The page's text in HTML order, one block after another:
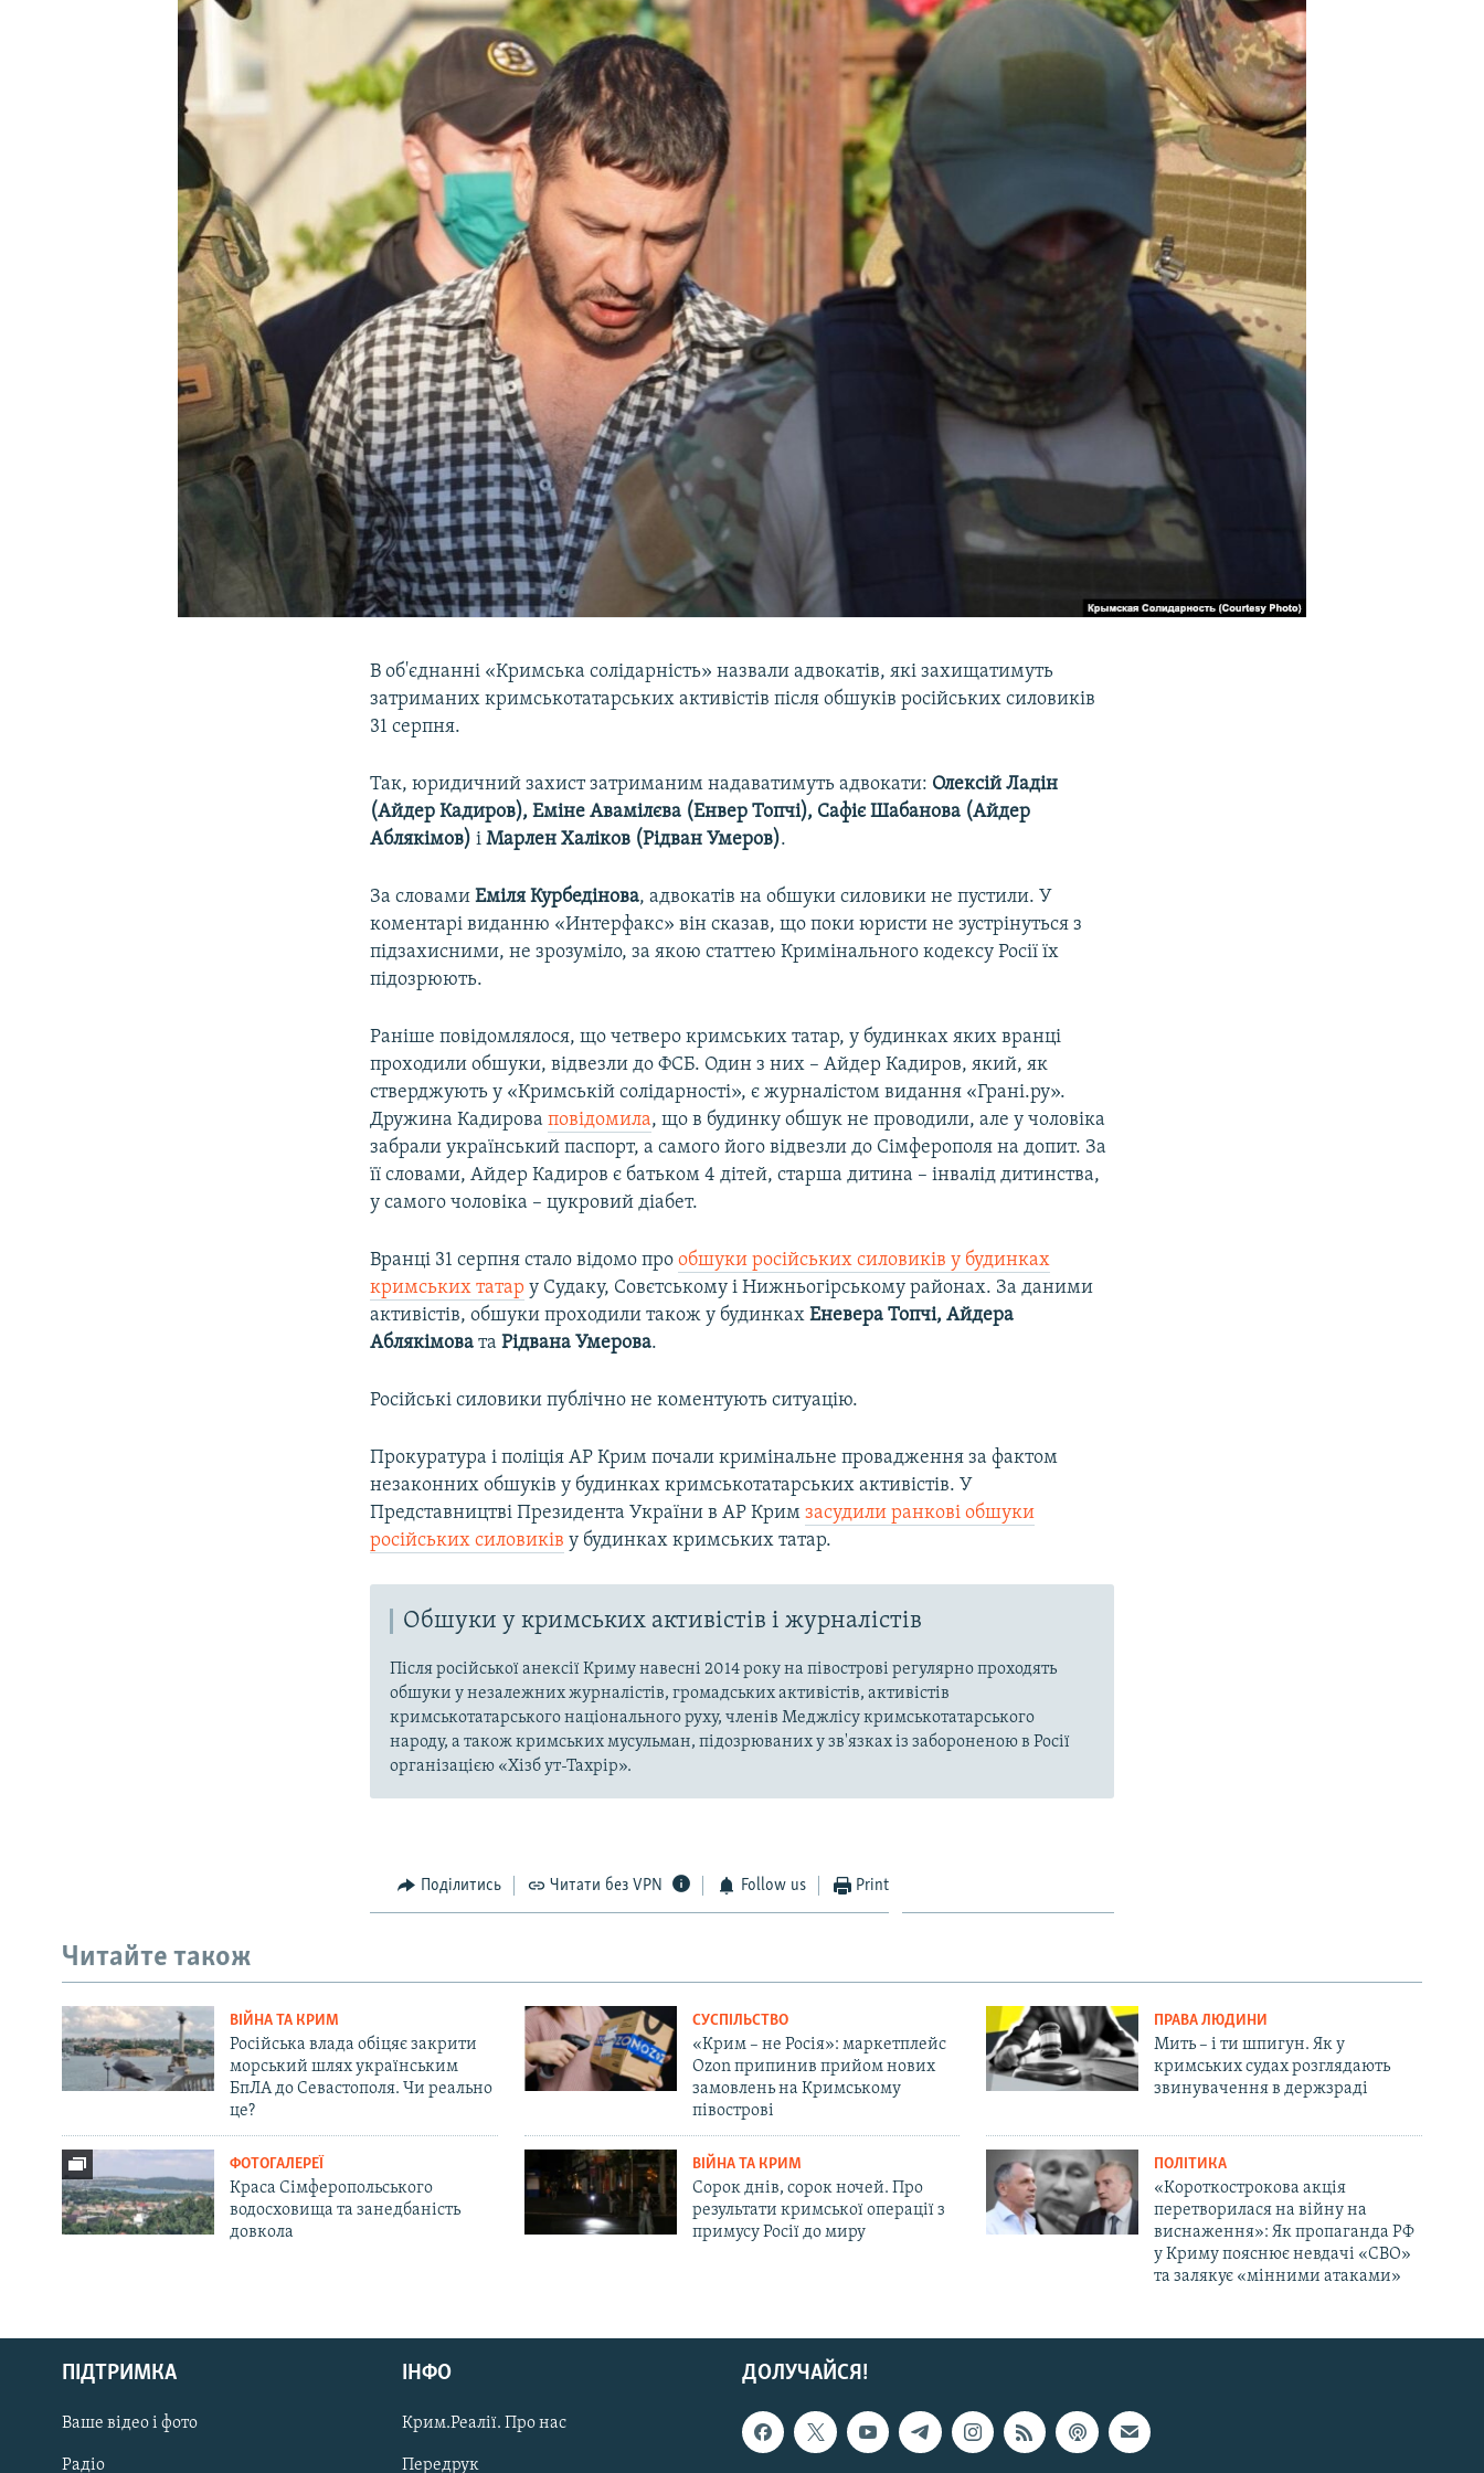
УКРАЇНСЬКА ПРОБЛЕМА КРИМУ
Русский
Qırımtatar
ДОЛУЧАЙСЯ!
В об'єднанні «Кримська солідарність» назвали адвокатів, які захищатимуть
затриманих кримськотатарських активістів після обшуків російських силовиків
31 серпня.
Так, юридичний захист затриманим надаватимуть адвокати: Олексій Ладін
(Айдер Кадиров), Еміне Авамілєва (Енвер Топчі), Сафіє Шабанова (Айдер
Аблякімов)і Марлен Халіков (Рідван Умеров).
За словамиЕміля Курбедінова, адвокатів на обшуки силовики не пустили. У
коментарі виданню «Интерфакс» він сказав, що поки юристи не зустрінуться з
підзахисними, не зрозуміло, за якою статтею Кримінального кодексу Росії їх
підозрюють.
Раніше повідомлялося, що четверо кримських татар, у будинках яких вранці
проходили обшуки, відвезли до ФСБ. Один з них – Айдер Кадиров, який, як
стверджують у «Кримській солідарності», є журналістом видання «Грані.ру».
Дружина Кадироваповідомила, що в будинку обшук не проводили, але у чоловіка
забрали український паспорт, а самого його відвезли до Сімферополя на допит. За
її словами, Айдер Кадиров є батьком 4 дітей, старша дитина – інвалід дитинства,
у самого чоловіка – цукровий діабет.
Вранці 31 серпня стало відомо прообшуки російських силовиків у будинках
кримських татар у Судаку, Совєтському і Нижньогірському районах. За даними
активістів, обшуки проходили також у будинкахЕневера Топчі, Айдера
Аблякімовата Рідвана Умерова.
Російські силовики публічно не коментують ситуацію.
Прокуратура і поліція АР Крим почали кримінальне провадження за фактом
незаконних обшуків у будинках кримськотатарських активістів. У
Представництві Президента України в АР Кримзасудили ранкові обшуки
російських силовиків у будинках кримських татар.
Обшуки у кримських активістів і журналістів
Після російської анексії Криму навесні 2014 року на півострові регулярно проходять
обшуки у незалежних журналістів, громадських активістів, активістів
кримськотатарського національного руху, членів Меджлісу кримськотатарського
народу, а також кримських мусульман, підозрюваних у зв'язках із забороненою в Росії
організацією «Хізб ут-Тахрір».
Поділитись Читати без VPN Follow us Print
Читайте також
ВІЙНА ТА КРИМ
Російська влада обіцяє закрити
морський шлях українським
БпЛА до Севастополя. Чи реально
це?
СУСПІЛЬСТВО
«Крим – не Росія»: маркетплейс
Ozon припинив прийом нових
замовлень на Кримському
півострові
ПРАВА ЛЮДИНИ
Мить – і ти шпигун. Як у
кримських судах розглядають
звинувачення в держзраді
ФОТОГАЛЕРЕЇ
Краса Сімферопольського
водосховища та занедбаність
довкола
ВІЙНА ТА КРИМ
Сорок днів, сорок ночей. Про
результати кримської операції з
примусу Росії до миру
ПОЛІТИКА
«Короткострокова акція
перетворилася на війну на
виснаження»: Як пропаганда РФ
у Криму пояснює невдачі «СВО»
та залякує «мінними атаками»
ДОЛУЧАЙСЯ!
ПІДТРИМКА
Ваше відео і фото
Радіо
ІНФО
Крим.Реалії. Про нас
Передрук